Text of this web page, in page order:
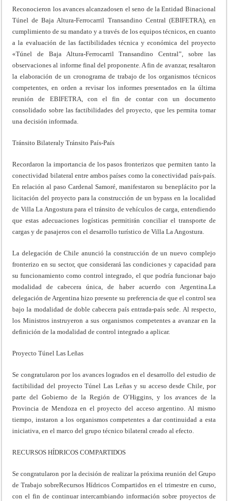
Reconocieron los avances alcanzadosen el seno de la Entidad Binacional
Túnel de Baja Altura-Ferrocarril Transandino Central (EBIFETRA), en
cumplimiento de su mandato y a través de los equipos técnicos, en cuanto
a la evaluación de las factibilidades técnica y económica del proyecto
«Túnel de Baja Altura-Ferrocarril Transandino Central”, sobre las
observaciones al informe final del proponente. A fin de avanzar, resaltaron
la elaboración de un cronograma de trabajo de los organismos técnicos
competentes, en orden a revisar los informes presentados en la última
reunión de EBIFETRA, con el fin de contar con un documento
consolidado sobre las factibilidades del proyecto, que les permita tomar
una decisión informada.
Tránsito Bilateraly Tránsito País-País
Recordaron la importancia de los pasos fronterizos que permiten tanto la
conectividad bilateral entre ambos países como la conectividad país-país.
En relación al paso Cardenal Samoré, manifestaron su beneplácito por la
licitación del proyecto para la construcción de un bypass en la localidad
de Villa La Angostura para el tránsito de vehículos de carga, entendiendo
que estas adecuaciones logísticas permitirán conciliar el transporte de
cargas y de pasajeros con el desarrollo turístico de Villa La Angostura.
La delegación de Chile anunció la construcción de un nuevo complejo
fronterizo en su sector, que considerará las condiciones y capacidad para
su funcionamiento como control integrado, el que podría funcionar bajo
modalidad de cabecera única, de haber acuerdo con Argentina.La
delegación de Argentina hizo presente su preferencia de que el control sea
bajo la modalidad de doble cabecera país entrada-país sede. Al respecto,
los Ministros instruyeron a sus organismos competentes a avanzar en la
definición de la modalidad de control integrado a aplicar.
Proyecto Túnel Las Leñas
Se congratularon por los avances logrados en el desarrollo del estudio de
factibilidad del proyecto Túnel Las Leñas y su acceso desde Chile, por
parte del Gobierno de la Región de O’Higgins, y los avances de la
Provincia de Mendoza en el proyecto del acceso argentino. Al mismo
tiempo, instaron a los organismos competentes a dar continuidad a esta
iniciativa, en el marco del grupo técnico bilateral creado al efecto.
RECURSOS HÍDRICOS COMPARTIDOS
Se congratularon por la decisión de realizar la próxima reunión del Grupo
de Trabajo sobreRecursos Hídricos Compartidos en el trimestre en curso,
con el fin de continuar intercambiando información sobre proyectos de